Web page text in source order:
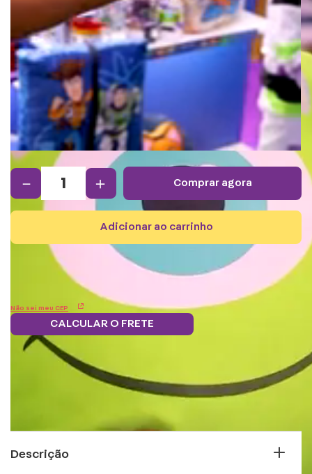
＋
－ comprar agora
adicionar ao carrinho
Não sei meu CEP
CALCULAR O FRETE
Troque
Descrição